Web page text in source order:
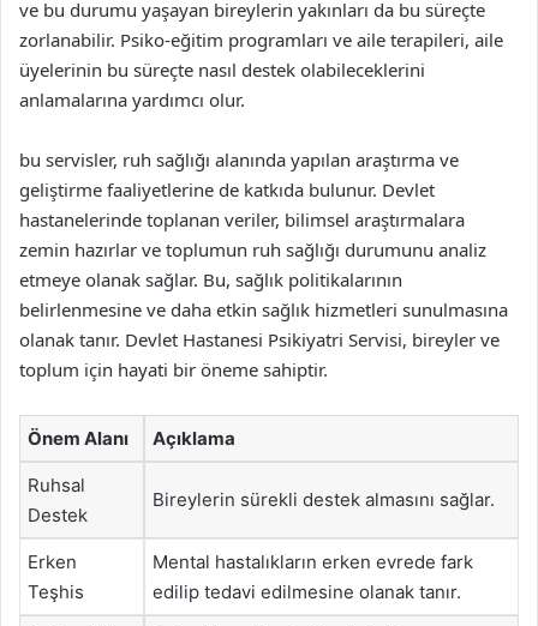
ve bu durumu yaşayan bireylerin yakınları da bu süreçte
zorlanabilir. Psiko-eğitim programları ve aile terapileri, aile
üyelerinin bu süreçte nasıl destek olabileceklerini
anlamalarına yardımcı olur.
bu servisler, ruh sağlığı alanında yapılan araştırma ve
geliştirme faaliyetlerine de katkıda bulunur. Devlet
hastanelerinde toplanan veriler, bilimsel araştırmalara
zemin hazırlar ve toplumun ruh sağlığı durumunu analiz
etmeye olanak sağlar. Bu, sağlık politikalarının
belirlenmesine ve daha etkin sağlık hizmetleri sunulmasına
olanak tanır. Devlet Hastanesi Psikiyatri Servisi, bireyler ve
toplum için hayati bir öneme sahiptir.
Önem Alanı Açıklama
Ruhsal
Destek
Bireylerin sürekli destek almasını sağlar.
Erken
Teşhis
Mental hastalıkların erken evrede fark
edilip tedavi edilmesine olanak tanır.